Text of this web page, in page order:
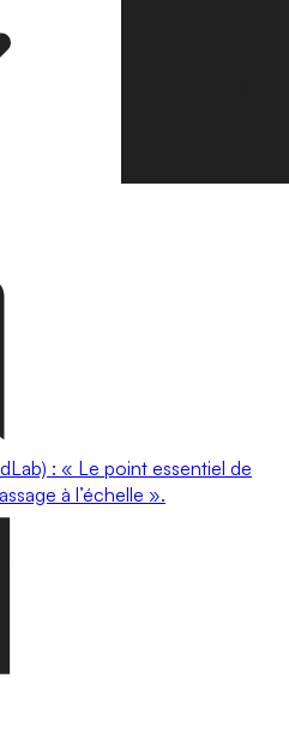
: « Le point essentiel de
à l’échelle ».